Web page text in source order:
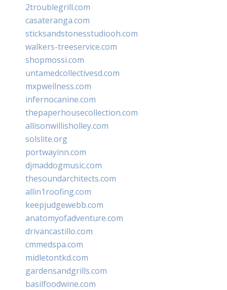
2troublegrill.com
casateranga.com
sticksandstonesstudiooh.com
walkers-treeservice.com
shopmossi.com
untamedcollectivesd.com
mxpwellness.com
infernocanine.com
thepaperhousecollection.com
allisonwillisholley.com
solslite.org
portwayinn.com
djmaddogmusic.com
thesoundarchitects.com
allin1roofing.com
keepjudgewebb.com
anatomyofadventure.com
drivancastillo.com
cmmedspa.com
midletontkd.com
gardensandgrills.com
basilfoodwine.com